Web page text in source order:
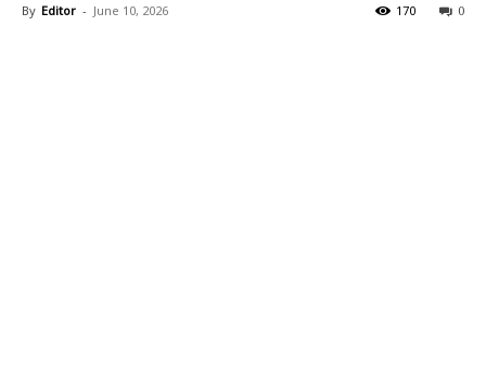
By Editor - June 10, 2026 0
170